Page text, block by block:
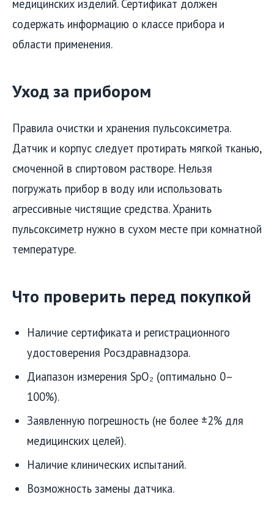
медицинских изделий. Сертификат должен
содержать информацию о классе прибора и
области применения.
Уход за прибором
Правила очистки и хранения пульсоксиметра.
Датчик и корпус следует протирать мягкой тканью,
смоченной в спиртовом растворе. Нельзя
погружать прибор в воду или использовать
агрессивные чистящие средства. Хранить
пульсоксиметр нужно в сухом месте при комнатной
температуре.
Что проверить перед покупкой
Наличие сертификата и регистрационного
удостоверения Росздравнадзора.
Диапазон измерения SpO₂ (оптимально 0–
100%).
Заявленную погрешность (не более ±2% для
медицинских целей).
Наличие клинических испытаний.
Возможность замены датчика.